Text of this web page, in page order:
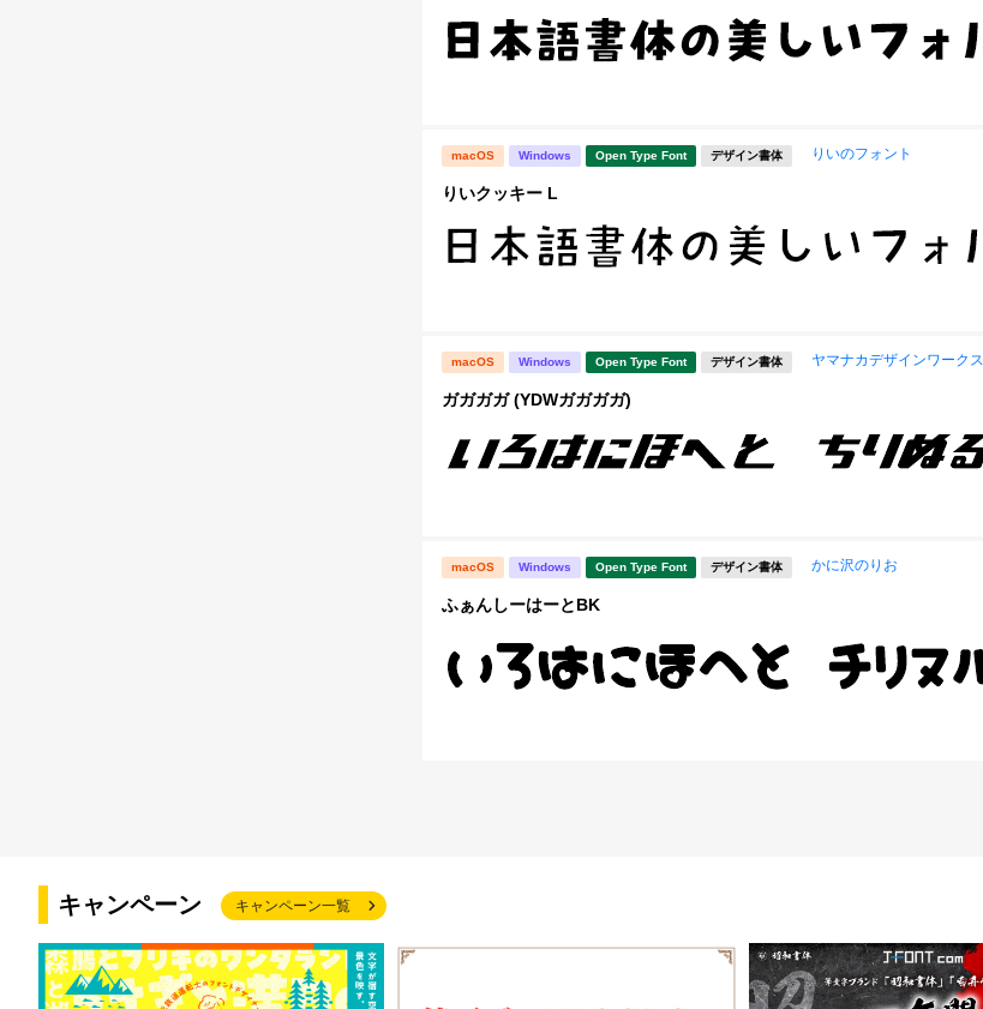
macOS Windows Open Type Font デザイン書体 りいのフォント
りいクッキー L
macOS Windows Open Type Font デザイン書体 ヤマナカデザインワークス
ガガガガ (YDWガガガガ)
macOS Windows Open Type Font デザイン書体 かに沢のりお
ふぁんしーはーとBK
キャンペーン キャンペーン一覧